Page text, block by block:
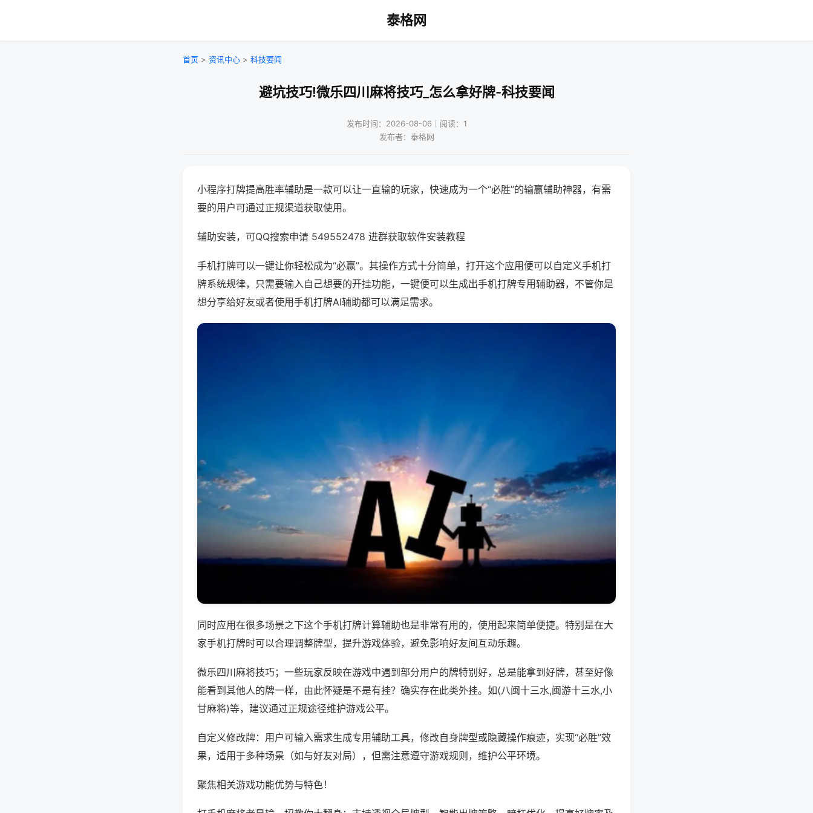
泰格网
首页 > 资讯中心 > 科技要闻
避坑技巧!微乐四川麻将技巧_怎么拿好牌-科技要闻
发布时间：2026-08-06｜阅读：1
发布者：泰格网
小程序打牌提高胜率辅助是一款可以让一直输的玩家，快速成为一个“必胜”的输赢辅助神器，有需
要的用户可通过正规渠道获取使用。
辅助安装，可QQ搜索申请 549552478 进群获取软件安装教程
手机打牌可以一键让你轻松成为“必赢”。其操作方式十分简单，打开这个应用便可以自定义手机打
牌系统规律，只需要输入自己想要的开挂功能，一键便可以生成出手机打牌专用辅助器，不管你是
想分享给好友或者使用手机打牌AI辅助都可以满足需求。
同时应用在很多场景之下这个手机打牌计算辅助也是非常有用的，使用起来简单便捷。特别是在大
家手机打牌时可以合理调整牌型，提升游戏体验，避免影响好友间互动乐趣。
微乐四川麻将技巧；一些玩家反映在游戏中遇到部分用户的牌特别好，总是能拿到好牌，甚至好像
能看到其他人的牌一样，由此怀疑是不是有挂？确实存在此类外挂。如(八闽十三水,闽游十三水,小
甘麻将)等，建议通过正规途径维护游戏公平。
自定义修改牌：用户可输入需求生成专用辅助工具，修改自身牌型或隐藏操作痕迹，实现“必胜”效
果，适用于多种场景（如与好友对局），但需注意遵守游戏规则，维护公平环境。
聚焦相关游戏功能优势与特色！